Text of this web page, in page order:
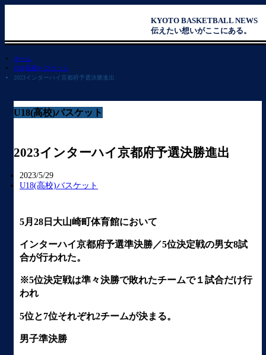
KYOTO BASKETBALL NEWS
伝えたい想いがここにある。
ホーム
U18(高校)バスケット
2023インターハイ京都府予選決勝進出
U18(高校)バスケット
2023インターハイ京都府予選決勝進出
2023/5/29
U18(高校)バスケット
5月28日大山崎町体育館において
インターハイ京都府予選準決勝／5位決定戦の男女8試
合が行われた。
※5位決定戦は準々決勝で敗れたチームで１試合だけ行
われ
5位と7位それぞれ2チームが決まる。
男子準決勝